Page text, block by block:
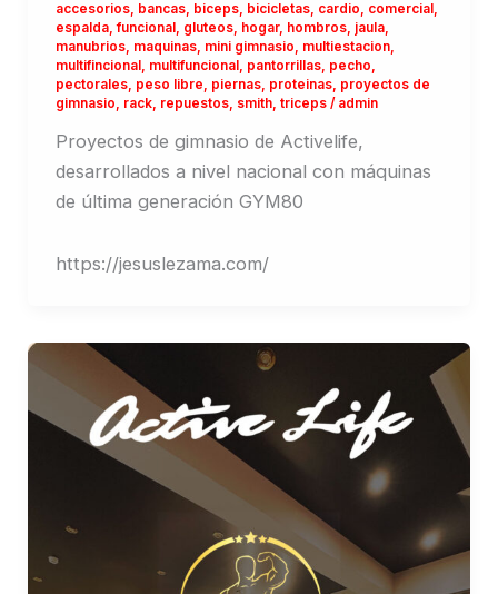
accesorios, bancas, biceps, bicicletas, cardio, comercial ,
espalda,funcional , gluteos, hogar, hombros, jaula,
manubrios, maquinas, mini gimnasio, multiestacion,
multifincional , multifuncional , pantorrillas, pecho,
pectorales, peso libre, piernas, proteinas, proyectos de
gimnasio, rack, repuestos, smith, triceps/ admin
Proyectos de gimnasio de Activelife,
desarrollados a nivel nacional con máquinas
de última generación GYM80
https://jesuslezama.com/